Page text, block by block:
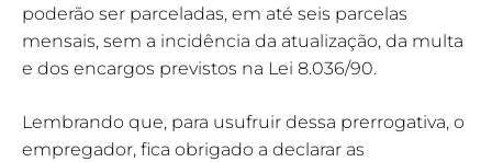
poderão ser parceladas, em até seis parcelas
mensais, sem a incidência da atualização, da multa
e dos encargos previstos na Lei 8.036/90.
Lembrando que, para usufruir dessa prerrogativa, o
empregador, fica obrigado a declarar as